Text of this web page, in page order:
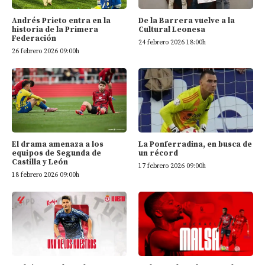
Andrés Prieto entra en la
historia de la Primera
Federación
26 febrero 2026 09:00h
De la Barrera vuelve a la
Cultural Leonesa
24 febrero 2026 18:00h
El drama amenaza a los
equipos de Segunda de
Castilla y León
18 febrero 2026 09:00h
La Ponferradina, en busca de
un récord
17 febrero 2026 09:00h